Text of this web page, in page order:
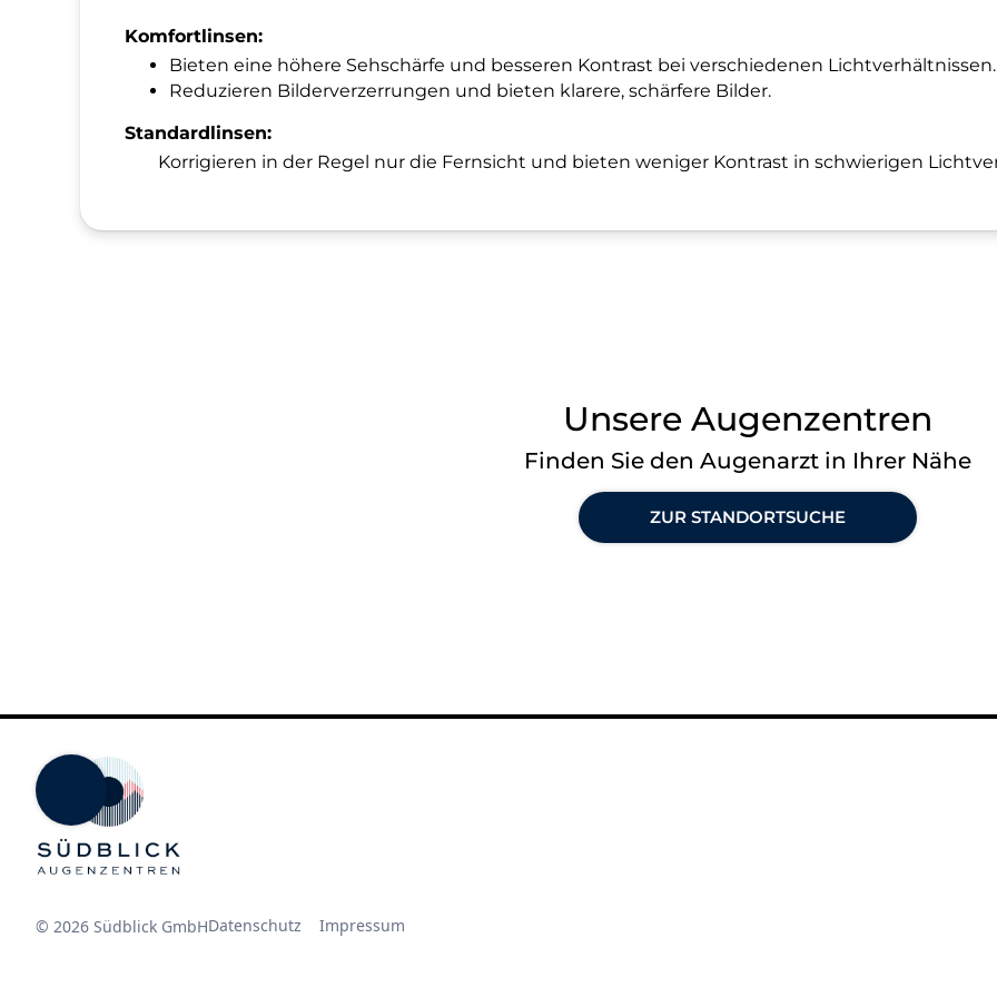
Komfortlinsen:
Bieten eine höhere Sehschärfe und besseren Kontrast bei verschiedenen Lichtverhältnissen.
Reduzieren Bilderverzerrungen und bieten klarere, schärfere Bilder.
Standardlinsen:
Korrigieren in der Regel nur die Fernsicht und bieten weniger Kontrast in schwierigen
Unsere Augenzentren
Finden Sie den Augenarzt in Ihrer Nähe
ZUR STANDORTSUCHE
© 2026 Südblick GmbHDatenschutz Impressum